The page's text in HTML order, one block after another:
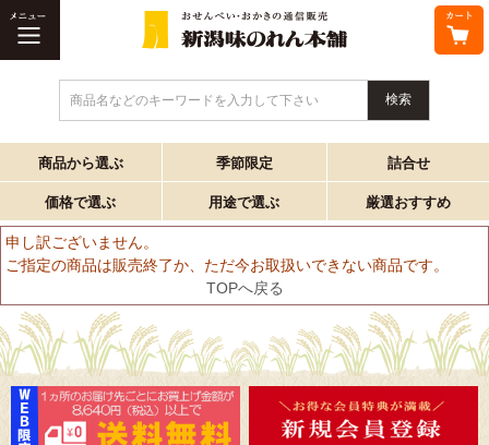
商品名などのキーワードを入力して下さい
商品から選ぶ 季節限定 詰合せ
価格で選ぶ 用途で選ぶ 厳選おすすめ
申し訳ございません。
ご指定の商品は販売終了か、ただ今お取扱いできない商品です。
TOPへ戻る